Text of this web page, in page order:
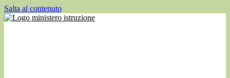
Salta al contenuto